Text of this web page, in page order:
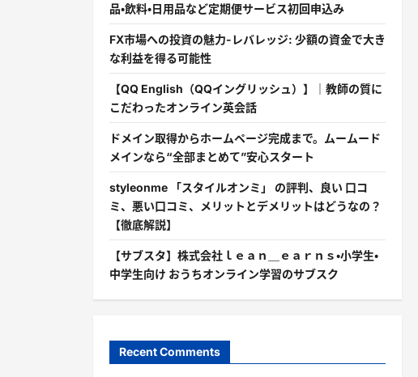
品・飲料・日用品など定期便サービス初回申込み
FX市場への投資の魅力-レバレッジ: 少額の資金で大き
な利益を得る可能性
【QQ English（QQイングリッシュ）】｜教師の質に
こだわったオンライン英会話
ドメイン取得からホームページ完成まで。ムームード
メインなら“全部まとめて”安心スタート
styleonme 「スタイルオンミ」 の評判、良い 口コ
ミ、悪い口コミ、メリットとデメリットはどうなの？
【徹底解説】
【サブスタ】株式会社ｌｅａｎ＿ｅａｒｎｓ・小学生・
中学生向け おうちオンライン学習のサブスク
Recent Comments